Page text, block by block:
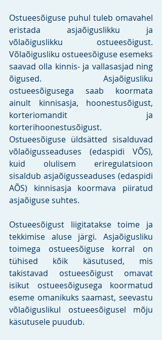
Ostueesõiguse puhul tuleb omavahel
eristada asjaõiguslikku ja
võlaõiguslikku ostueesõigust.
Võlaõigusliku ostueesõiguse esemeks
saavad olla kinnis- ja vallasasjad ning
õigused. Asjaõigusliku
ostueesõigusega saab koormata
ainult kinnisasja, hoonestusõigust,
korteriomandit ja
korterihoonestusõigust.
Ostueesõiguse üldsätted sisalduvad
võlaõigusseaduses (edaspidi VÕS),
kuid olulisem eriregulatsioon
sisaldub asjaõigusseaduses (edaspidi
AÕS) kinnisasja koormava piiratud
asjaõiguse suhtes.
Ostueesõigust liigitatakse toime ja
tekkimise aluse järgi. Asjaõigusliku
toimega ostueesõiguse korral on
tühised kõik käsutused, mis
takistavad ostueesõigust omavat
isikut ostueesõigusega koormatud
eseme omanikuks saamast, seevastu
võlaõiguslikul ostueesõigusel mõju
käsutusele puudub.